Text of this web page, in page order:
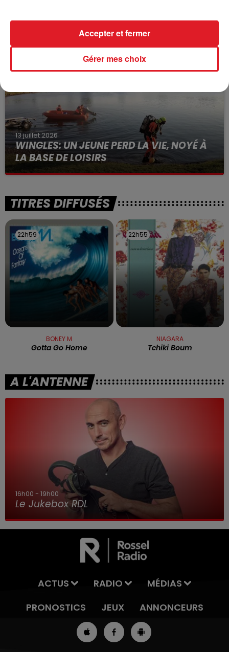
BÉTHUNE: ENQUÊTE POUR HOMICIDE
VOLONTAIRE EN COURS, APRÈS LA...
à des prostituées
13 juillet 2026
WINGLES: UN JEUNE PERD LA VIE, NOYÉ À
LA BASE DE LOISIRS
La victime a coulé à pic
TITRES DIFFUSÉS
22h59
22h59
BONEY M
Gotta Go Home
22h55
22h55
NIAGARA
Tchiki Boum
A L'ANTENNE
16h00 - 19h00
Le Jukebox RDL
ACTUS RADIO
MÉDIAS
PRONOSTICS
JEUX ANNONCEURS
Gérer mes choix
Accepter et fermer